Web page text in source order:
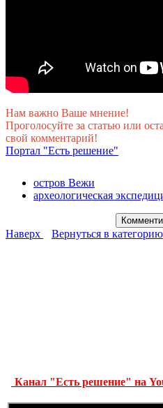
Нам важно Ваше мнение!
Проголосуйте за статью или
свой комментарий!
Портал "Есть решение"
остров Вежи
археологическая
Наверх Вернуться в категорию
Канал "Есть решение" на